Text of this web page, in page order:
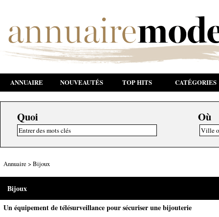
ANNUAIRE NOUVEAUTÉS TOP HITS CATÉGORIES
Quoi Où
Annuaire > Bijoux
Bijoux
Un équipement de télésurveillance pour sécuriser une bijouterie